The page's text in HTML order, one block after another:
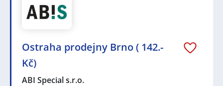
Ostraha prodejny Brno ( 142.-
Kč)
ABI Special s.r.o.